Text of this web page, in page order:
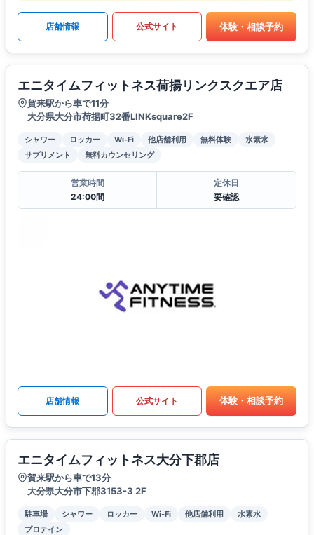
店舗情報 公式サイト 体験・相談予約
エニタイムフィットネス荷揚リンクスクエア店
賀来駅から車で11分
大分県大分市荷揚町32番LINKsquare2F
シャワー ロッカー Wi-Fi 他店舗利用 無料体験
水素水
サプリメント
無料カウンセリング
営業時間
24:00間
定休日
要確認
店舗情報 公式サイト 体験・相談予約
エニタイムフィットネス大分下郡店
賀来駅から車で13分
大分県大分市下郡3153-3 2F
駐車場 シャワー ロッカー Wi-Fi 他店舗利用
水素水
プロテイン